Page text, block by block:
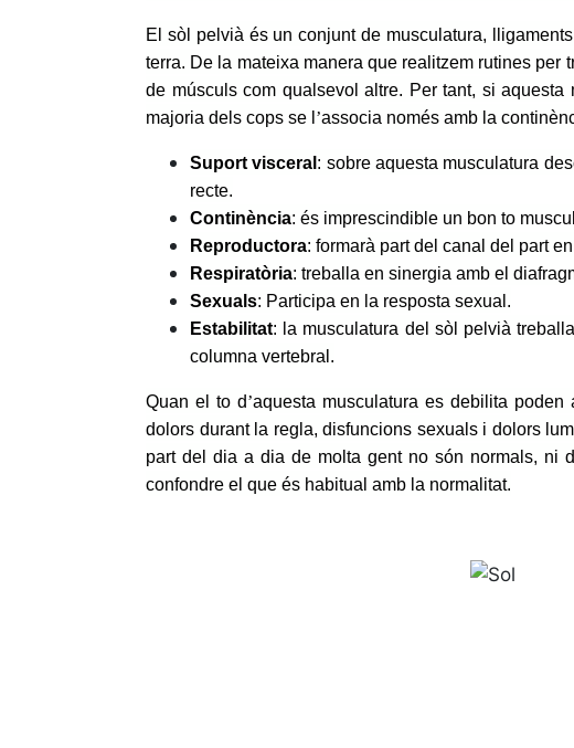
El sòl pelvià és un conjunt de musculatura,
terra. De la mateixa manera que realitzem rutines
de músculs com qualsevol altre. Per tant, si
majoria dels cops se l ’associa només amb la
Suport visceral : sobre aquesta musculatura
recte.
Continència: és imprescindible un bon to
Reproductora: formarà part del canal del part
Respiratòria: treballa en sinergia amb el
Sexuals: Participa en la resposta sexual.
Estabilitat: la musculatura del sòl pelvià
columna vertebral.
Quan el to d’aquesta musculatura es debilita
dolors durant la regla, disfuncions sexuals i dolors
part del dia a dia de molta gent no són normals, ni
confondre el que és habitual amb la normalitat.